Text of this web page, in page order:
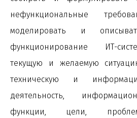
нефункциональные
моделировать и
функционирование ИТ-
текущую и желаемую
техническую и
деятельность,
функции, цели,